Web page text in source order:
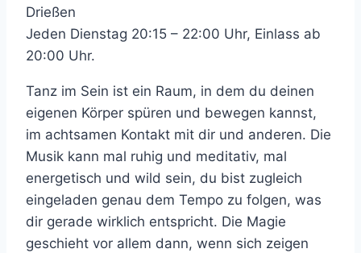
Drießen
Jeden Dienstag 20:15 – 22:00 Uhr, Einlass ab
20:00 Uhr.
Tanz im Sein ist ein Raum, in dem du deinen
eigenen Körper spüren und bewegen kannst,
im achtsamen Kontakt mit dir und anderen. Die
Musik kann mal ruhig und meditativ, mal
energetisch und wild sein, du bist zugleich
eingeladen genau dem Tempo zu folgen, was
dir gerade wirklich entspricht. Die Magie
geschieht vor allem dann, wenn sich zeigen